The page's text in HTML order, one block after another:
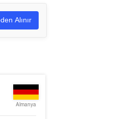
Alınır
Almanya